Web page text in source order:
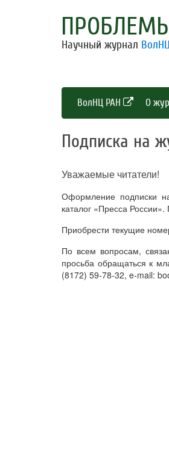
Научный журнал
ВолНЦ РАН О
Подписка на
Уважаемые читатели!
Оформление подписки
каталог «Пресса
Приобрести текущие
По всем вопросам,
просьба обращаться к
(8172) 59-78-32, e-mail: